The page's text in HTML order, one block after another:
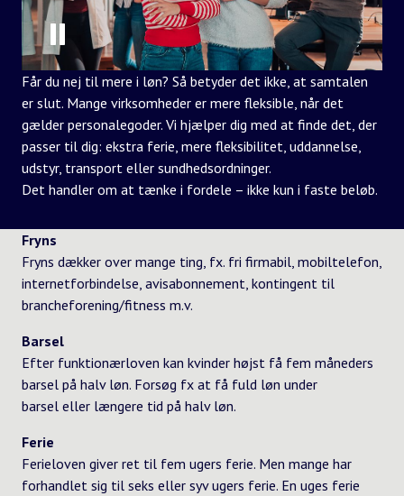
Får du nej til mere i løn? Så betyder det ikke, at samtalen
er slut. Mange virksomheder er mere fleksible, når det
gælder personalegoder. Vi hjælper dig med at finde det, der
passer til dig: ekstra ferie, mere fleksibilitet, uddannelse,
udstyr, transport eller sundhedsordninger.
Det handler om at tænke i fordele – ikke kun i faste beløb.
Fryns
Fryns dækker over mange ting, fx. fri firmabil, mobiltelefon,
internetforbindelse, avisabonnement, kontingent til
brancheforening/fitness m.v.
Barsel
Efter funktionærloven kan kvinder højst få fem måneders
barsel på halv løn. Forsøg fx at få fuld løn under
barsel eller længere tid på halv løn.
Ferie
Ferieloven giver ret til fem ugers ferie. Men mange har
forhandlet sig til seks eller syv ugers ferie. En uges ferie